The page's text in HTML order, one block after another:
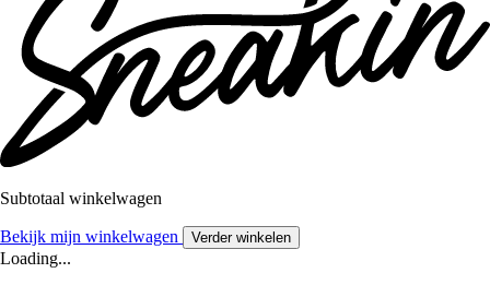
Subtotaal winkelwagen
Bekijk mijn winkelwagen Verder winkelen
Loading...